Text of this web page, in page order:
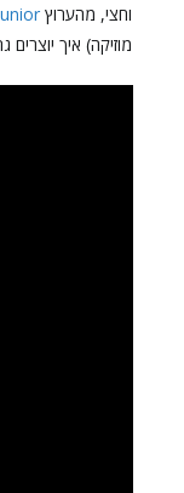
וחצי, מהערוץ
מוזיקה) איך